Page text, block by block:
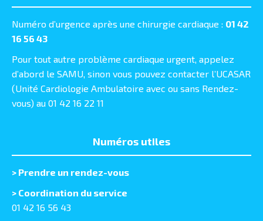
Numéro d’urgence après une chirurgie cardiaque : 01 42
16 56 43
Pour tout autre problème cardiaque urgent, appelez
d’abord le SAMU, sinon vous pouvez contacter l’UCASAR
(Unité Cardiologie Ambulatoire avec ou sans Rendez-
vous) au 01 42 16 22 11
Numéros utiles
> Prendre un rendez-vous
> Coordination du service
01 42 16 56 43